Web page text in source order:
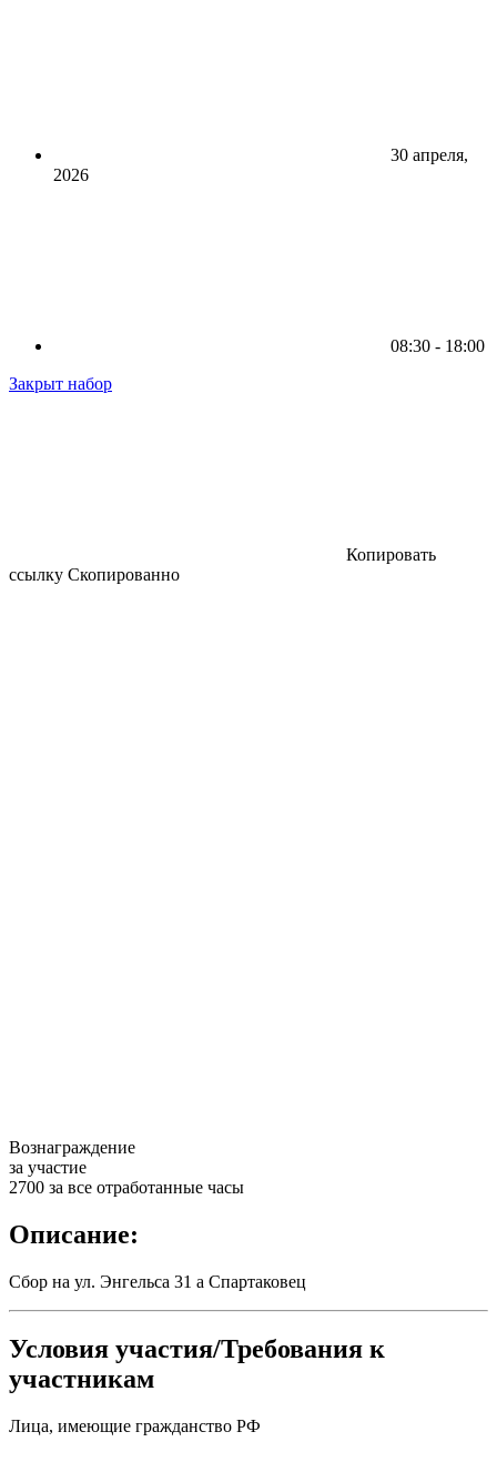
30 апреля,
2026
08:30 - 18:00
Закрыт набор
Копировать
ссылку Скопированно
Вознаграждение
за участие
2700 за все отработанные часы
Описание:
Сбор на ул. Энгельса 31 а Спартаковец
Условия участия/Требования к
участникам
Лица, имеющие гражданство РФ